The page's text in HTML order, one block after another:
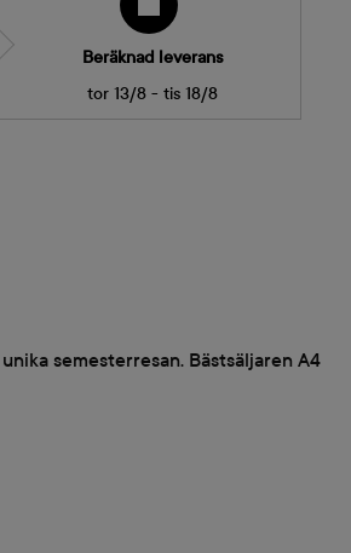
Beräknad leverans
tor 13/8 - tis 18/8
semesterresan. Bästsäljaren A4